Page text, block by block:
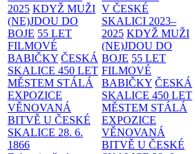
2025 KDYŽ MUŽI
(NE)JDOU DO
BOJE 55 LET
FILMOVÉ
BABIČKY ČESKÁ
SKALICE 450 LET
MĚSTEM STÁLÁ
EXPOZICE
VĚNOVANÁ
BITVĚ U ČESKÉ
SKALICE 28. 6.
1866
V ČESKÉ
SKALICI 2023–
2025 KDYŽ MUŽI
(NE)JDOU DO
BOJE 55 LET
FILMOVÉ
BABIČKY ČESKÁ
SKALICE 450 LET
MĚSTEM STÁLÁ
EXPOZICE
VĚNOVANÁ
BITVĚ U ČESKÉ